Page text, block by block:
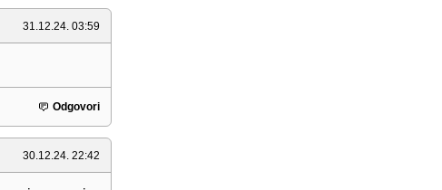
31.12.24. 03:59
Odgovori
30.12.24. 22:42